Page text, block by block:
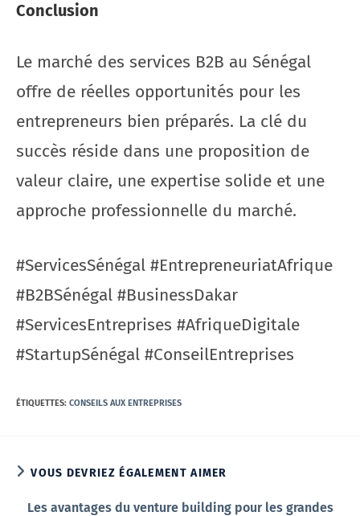
Conclusion
Le marché des services B2B au Sénégal
offre de réelles opportunités pour les
entrepreneurs bien préparés. La clé du
succès réside dans une proposition de
valeur claire, une expertise solide et une
approche professionnelle du marché.
#ServicesSénégal #EntrepreneuriatAfrique
#B2BSénégal #BusinessDakar
#ServicesEntreprises #AfriqueDigitale
#StartupSénégal #ConseilEntreprises
ÉTIQUETTES: CONSEILS AUX ENTREPRISES
VOUS DEVRIEZ ÉGALEMENT AIMER
Les avantages du venture building pour les grandes